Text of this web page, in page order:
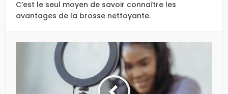
C’est le seul moyen de savoir connaître les
avantages de la brosse nettoyante.